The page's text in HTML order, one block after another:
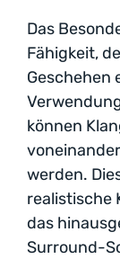
Das
Fähigkeit,
Geschehen
können
werden.
realistische
das
Surround-